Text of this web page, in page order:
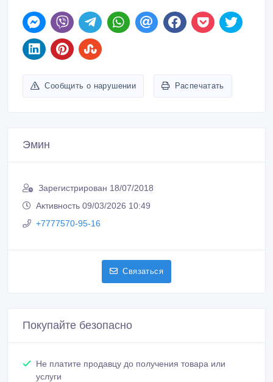
Сообщить о нарушении Распечатать
Эмин
Зарегистрирован 18/07/2018
Активность 09/03/2026 10:49
+7777570-95-16
Связаться
Покупайте безопасно
Не платите продавцу до получения товара или
услуги